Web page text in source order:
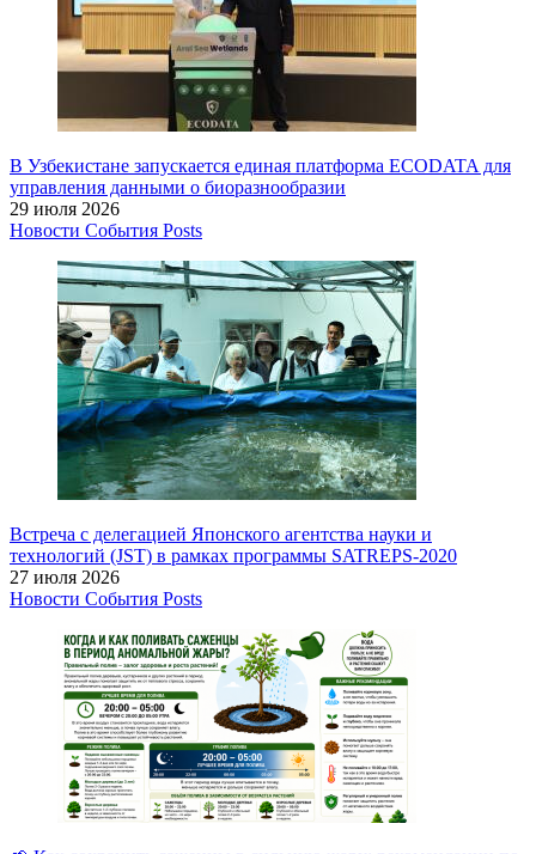
В Узбекистане запускается единая платформа ECODATA для
управления данными о биоразнообразии
29 июля 2026
Новости События Posts
Встреча с делегацией Японского агентства науки и
технологий (JST) в рамках программы SATREPS-2020
27 июля 2026
Новости События Posts